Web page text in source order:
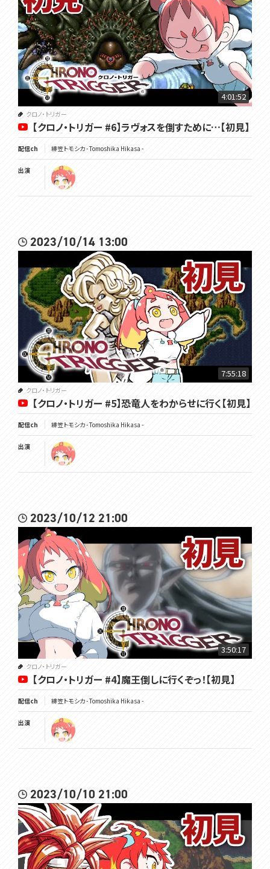
▽チャンネル登録よろしくね
https://www.youtube.com/channel/UC3vzVK_N_SUVKqbX69L_X4
g
▽ツイッターはここ
https://twitter.com/Tomoshika_H
▽公式サイト
https://voms.net/
▽公式Youtubeチャンネル
https://www.youtube.com/@VOMS_Project
#トモしび
4:01:52
クロノ・トリガー
【クロノ・トリガー #6】ラヴォスを倒すために…【初見】
配信ch 緋笠トモシカ - Tomoshika Hikasa -
出演
2023/10/14 13:00
7:55:18
クロノ・トリガー
【クロノ・トリガー #5】恐竜人をわからせに行く【初見】
配信ch 緋笠トモシカ - Tomoshika Hikasa -
出演
2023/10/12 21:00
3:50:17
クロノ・トリガー
【クロノ・トリガー #4】魔王倒しに行くぞっ！【初見】
配信ch 緋笠トモシカ - Tomoshika Hikasa -
出演
2023/10/10 21:00